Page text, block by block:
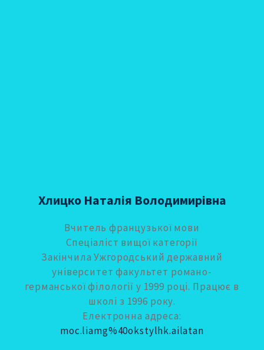
Хлицко Наталія Володимирівна
Вчитель французької мови
Спеціаліст вищої категорії
Закінчила Ужгородський державний
університет факультет романо-
германської філології у 1999 році. Працює в
школі з 1996 року.
Електронна адреса:
moc.liamg%40okstylhk.ailatan